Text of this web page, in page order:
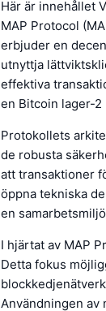
Här är innehållet
MAP Protocol
erbjuder en
utnyttja
effektiva
en Bitcoin lager-
Protokollets
de robusta
att transaktioner
öppna tekniska
en
I hjärtat av MAP
Detta fokus
Användningen